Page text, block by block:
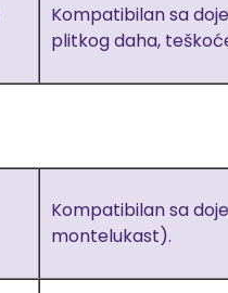
Kompatibilan sa
plitkog daha,
Kompatibilan sa
montelukast).